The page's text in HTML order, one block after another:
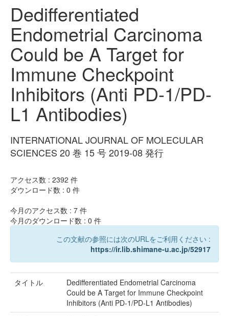
Dedifferentiated
Endometrial Carcinoma
Could be A Target for
Immune Checkpoint
Inhibitors (Anti PD-1/PD-
L1 Antibodies)
INTERNATIONAL JOURNAL OF MOLECULAR
SCIENCES 20 巻 15 号 2019-08 発行
アクセス数 : 2392 件
ダウンロード数 : 0 件
今月のアクセス数 : 7 件
今月のダウンロード数 : 0 件
この文献の参照には次のURLをご利用ください :
https://ir.lib.shimane-u.ac.jp/52917
タイトル
Dedifferentiated Endometrial Carcinoma
Could be A Target for Immune Checkpoint
Inhibitors (Anti PD-1/PD-L1 Antibodies)